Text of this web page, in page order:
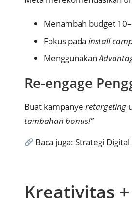
Menambah budget
Fokus pada install
Menggunakan
Re-engage
Buat kampanye retargeting
tambahan bonus!”
Baca juga: Strategi
Kreativitas